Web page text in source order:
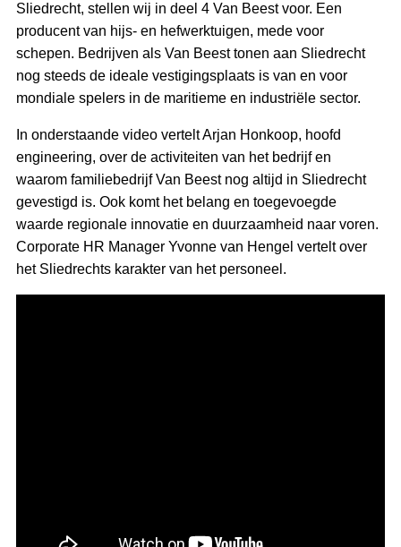
Sliedrecht, stellen wij in deel 4 Van Beest voor. Een
producent van hijs- en hefwerktuigen, mede voor
schepen. Bedrijven als Van Beest tonen aan Sliedrecht
nog steeds de ideale vestigingsplaats is van en voor
mondiale spelers in de maritieme en industriële sector.
In onderstaande video vertelt Arjan Honkoop, hoofd
engineering, over de activiteiten van het bedrijf en
waarom familiebedrijf Van Beest nog altijd in Sliedrecht
gevestigd is. Ook komt het belang en toegevoegde
waarde regionale innovatie en duurzaamheid naar voren.
Corporate HR Manager Yvonne van Hengel vertelt over
het Sliedrechts karakter van het personeel.